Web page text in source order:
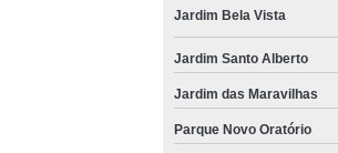
Jardim Bela Vista
Jardim Santo Alberto
Jardim das Maravilhas
Parque Novo Oratório